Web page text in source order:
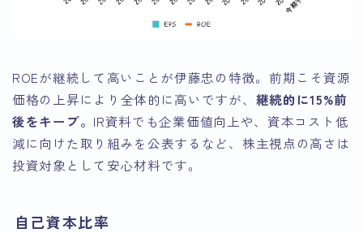
ROEが継続して高いことが伊藤忠の特徴。前期こそ資源
価格の上昇により全体的に高いですが、 継続的に15%前
後をキープ。 IR資料でも企業価値向上や、資本コスト低
減に向けた取り組みを公表するなど、株主視点の高さは
投資対象として安心材料です。
自己資本比率